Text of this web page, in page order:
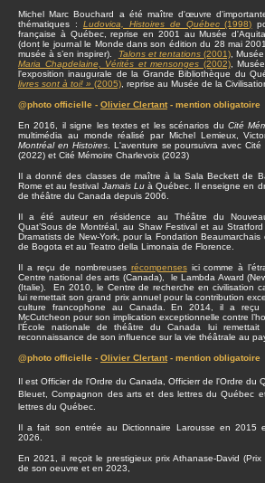
Michel Marc Bouchard a été maître d'œuvre
thématiques : Ludovica, Histoires de Québec(1998)
française à Québec, reprise en 2001 au Musée
(dont le journal le Monde dans son édition du 28 mai
musée à s’en inspirer).
Talons et tentations(2001) ,
Maria Chapdelaine, Vérités et mensonges (2002),
l'exposition inaugurale de la Grande Bibliothèque du
livres sont à toi! » (2005) , reprise au Musée de la
@photo officielle - Olivier Clertant- mention obligatoire
En 2016, il signe les textes et les scénarios du Cité
multimédia au monde réalisé par Michel Lemieux,
Montréal en Histoires. L'aventure se poursuivra avec Cité
(2022) et Cité Mémoire Charlevoix (2023)
Il a donné des classes de maître à la Sala Beckett de
Rome et au festival Jamais Luà Québec. Il enseigne en
de théâtre du Canada depuis 2006.
Il a été auteur en résidence au Théâtre du
Quat’Sous de Montréal, au Shaw Festival et au
Dramatists de New-York, pour la Fondation
de Bogota et au Teatro della Limonaia de Florence.
Il a reçu de nombreuses récompensesici comme à
Centre national des arts (Canada), le Lambda Award
(Italie). En 2010, le Centre de recherche en civilisation
lui remettait son grand prix annuel pour la contribution
culture francophone au Canada. En 2014, il a reçu
McCutcheon pour son implication exceptionnelle contre
l’École nationale de théâtre du Canada lui remettait
reconnaissance de son influence sur la vie théâtrale au
@photo officielle - Olivier Clertant- mention obligatoire
Il est Officier de l'Ordre du Canada, Officierr de l'Ordre du
Bleuet, Compagnon des arts et des lettres du Québec
lettres du Québec.
Il a fait son entrée au Dictionnaire Larousse en 2015
2026.
En 2021, il reçoit le prestigieux prix Athanase-David (Prix
de son oeuvre et en 2023,